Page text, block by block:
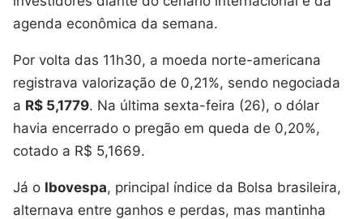
agenda econômica da semana.
Por volta das 11h30, a moeda norte-americana
registrava valorização de 0,21%, sendo negociada
a R$ 5,1779. Na última sexta-feira (26), o dólar
havia encerrado o pregão em queda de 0,20%,
cotado a R$ 5,1669.
Já o Ibovespa, principal índice da Bolsa brasileira,
alternava entre ganhos e perdas, mas mantinha